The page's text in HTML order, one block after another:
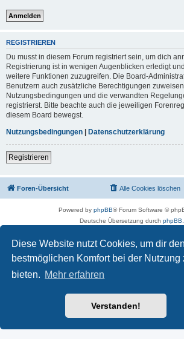
Diese Website nutzt Cookies, um dir den
bestmöglichen Komfort bei der Nutzung
bieten. Mehr erfahren
Verstanden!
REGISTRIEREN
Du musst in diesem Forum registriert sein, um dich
Registrierung ist in wenigen Augenblicken erledigt
weitere Funktionen zuzugreifen. Die Board-
Benutzern auch zusätzliche Berechtigungen
Nutzungsbedingungen und die verwandten
registrierst. Bitte beachte auch die jeweiligen
diesem Board bewegst.
Nutzungsbedingungen | Datenschutzerklärung
Registrieren
Foren-Übersicht Alle Cookies löschen
Powered by phpBB® Forum Software ©
Deutsche Übersetzung durch